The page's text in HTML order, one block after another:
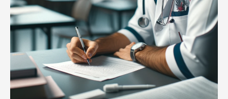
(PUR)
en
Uruguay